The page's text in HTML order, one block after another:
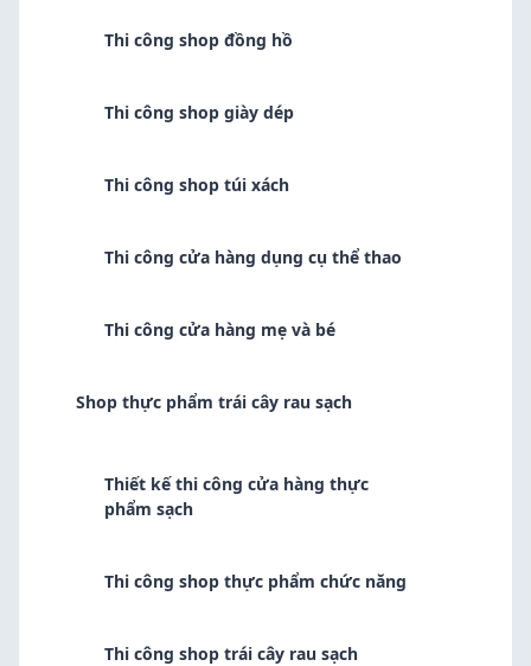
Thi công shop đồng hồ
Thi công shop giày dép
Thi công shop túi xách
Thi công cửa hàng dụng cụ thể thao
Thi công cửa hàng mẹ và bé
Shop thực phẩm trái cây rau sạch
Thiết kế thi công cửa hàng thực
phẩm sạch
Thi công shop thực phẩm chức năng
Thi công shop trái cây rau sạch